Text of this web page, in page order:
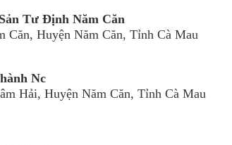
Tư Định Năm Căn
Huyện Năm Căn, Tỉnh Cà Mau
Nc
Hải, Huyện Năm Căn, Tỉnh Cà Mau